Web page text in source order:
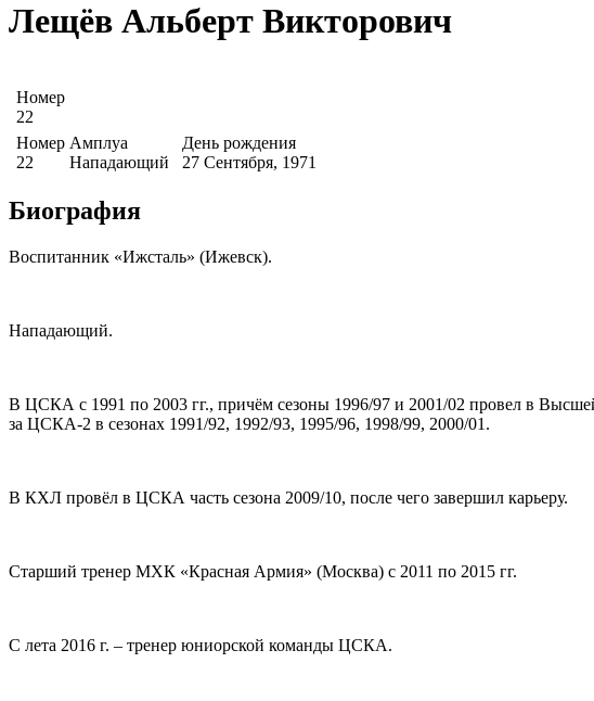
Лещёв Альберт Викторович
Номер
22
Номер
22
Амплуа
Нападающий
День рождения
27 Сентября, 1971
Биография
Воспитанник «Ижсталь» (Ижевск).
Нападающий.
В ЦСКА с 1991 по 2003 гг., причём сезоны 1996/97 и 2001/02 провел в
за ЦСКА-2 в сезонах 1991/92, 1992/93, 1995/96, 1998/99, 2000/01.
В КХЛ провёл в ЦСКА часть сезона 2009/10, после чего завершил карьеру.
Старший тренер МХК «Красная Армия» (Москва) с 2011 по 2015 гг.
С лета 2016 г. – тренер юниорской команды ЦСКА.